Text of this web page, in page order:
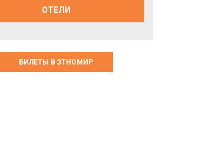
ОТЕЛИ
БИЛЕТЫ В ЭТНОМИР